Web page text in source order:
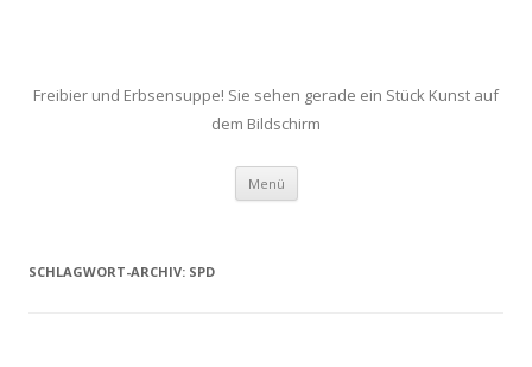
Freibier und Erbsensuppe! Sie sehen gerade ein Stück Kunst auf
dem Bildschirm
Menü Zum
springen
SCHLAGWORT-ARCHIV: SPD